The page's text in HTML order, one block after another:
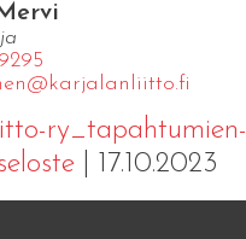
ry_tapahtumien-
| 17.10.2023